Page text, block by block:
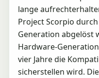
lange
Project Scorpio
Generation abgelöst
Hardware-
vier Jahre die
sicherstellen wird.